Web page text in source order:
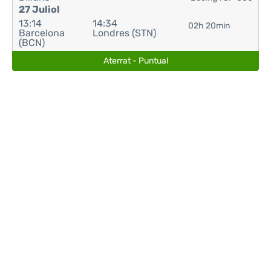
27 Juliol
13:14
Barcelona
(BCN)
14:34
Londres (STN)
02h 20min
Aterrat - Puntual